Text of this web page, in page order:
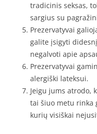
tradicinis seksas,
sargius su
Prezervatyvai
galite įsigyti
negalvoti apie
Prezervatyvai
alergiški lateksui.
Jeigu jums atrodo,
tai šiuo metu rinka
kurių visiškai